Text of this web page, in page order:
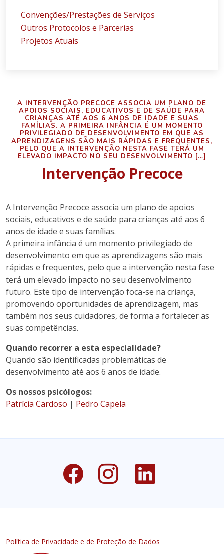
Convenções/Prestações de Serviços
Outros Protocolos e Parcerias
Projetos Atuais
A INTERVENÇÃO PRECOCE ASSOCIA UM PLANO DE
APOIOS SOCIAIS, EDUCATIVOS E DE SAÚDE PARA
CRIANÇAS ATÉ AOS 6 ANOS DE IDADE E SUAS
FAMÍLIAS. A PRIMEIRA INFÂNCIA É UM MOMENTO
PRIVILEGIADO DE DESENVOLVIMENTO EM QUE AS
APRENDIZAGENS SÃO MAIS RÁPIDAS E FREQUENTES,
PELO QUE A INTERVENÇÃO NESTA FASE TERÁ UM
ELEVADO IMPACTO NO SEU DESENVOLVIMENTO […]
Intervenção Precoce
A Intervenção Precoce associa um plano de apoios
sociais, educativos e de saúde para crianças até aos 6
anos de idade e suas famílias.
A primeira infância é um momento privilegiado de
desenvolvimento em que as aprendizagens são mais
rápidas e frequentes, pelo que a intervenção nesta fase
terá um elevado impacto no seu desenvolvimento
futuro. Este tipo de intervenção foca-se na criança,
promovendo oportunidades de aprendizagem, mas
também nos seus cuidadores, de forma a fortalecer as
suas competências.
Quando recorrer a esta especialidade?
Quando são identificadas problemáticas de
desenvolvimento até aos 6 anos de idade.
Os nossos psicólogos:
Patrícia Cardoso | Pedro Capela
Política de Privacidade e de Proteção de Dados